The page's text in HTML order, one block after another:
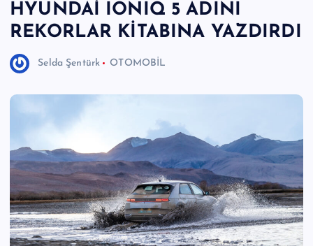
e
I
Ö
z
g
ü
n
H
a
HYUNDAİ IONIQ 5 ADINI
REKORLAR KİTABINA YAZDIRDI
Selda Şentürk OTOMOBİL